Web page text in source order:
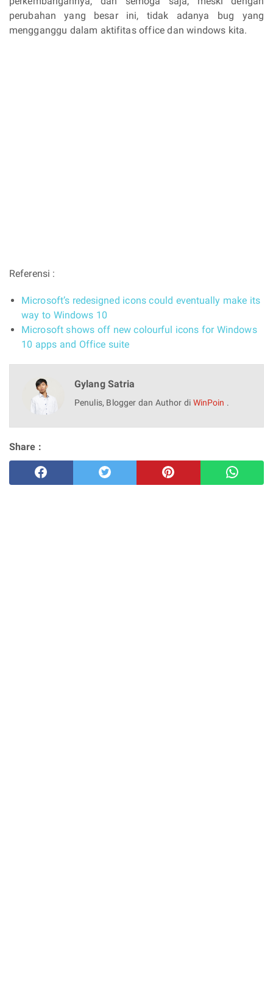
perubahan yang besar ini, tidak adanya bug yang
mengganggu dalam aktifitas office dan windows kita.
Referensi :
Microsoft’s redesigned icons could eventually make its
way to Windows 10
Microsoft shows off new colourful icons for Windows
10 apps and Office suite
Gylang Satria
Penulis, Blogger dan Author di WinPoin .
Share :